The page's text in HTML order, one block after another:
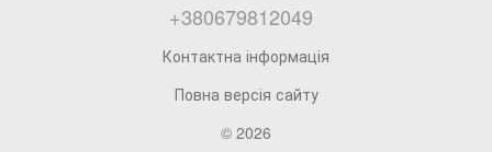
+380679812049
Контактна інформація
Повна версія сайту
© 2026